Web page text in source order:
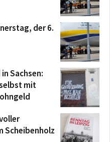
der 6.
Sachsen:
mit
Scheibenholz